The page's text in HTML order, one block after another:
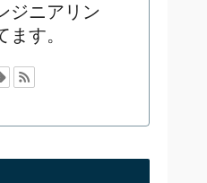
ジニアリン
ます。